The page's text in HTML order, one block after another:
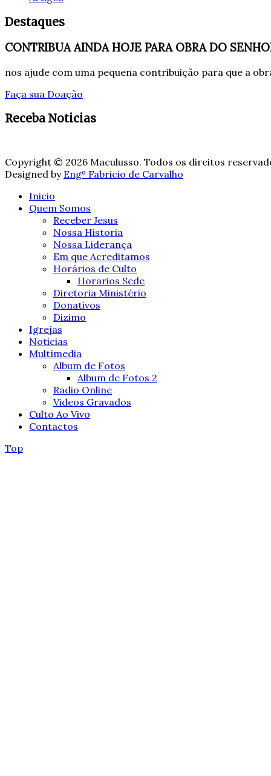
Destaques
CONTRIBUA AINDA HOJE PARA OBRA DO
nos ajude com uma pequena contribuição para que a
Faça sua Doação
Receba Noticias
Copyright © 2026 Maculusso. Todos os direitos
Designed by Engº Fabricio de Carvalho
Inicio
Quem Somos
Receber Jesus
Nossa Historia
Nossa Liderança
Em que Acreditamos
Horários de Culto
Horarios Sede
Diretoria Ministério
Donativos
Dizimo
Igrejas
Noticias
Multímedia
Album de Fotos
Album de Fotos 2
Radio Online
Videos Gravados
Culto Ao Vivo
Contactos
Top